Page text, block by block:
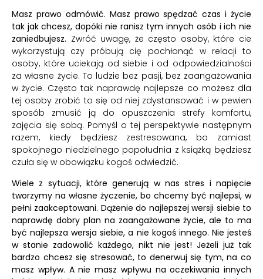
Masz prawo odmówić. Masz prawo spędzać czas i życie
tak jak chcesz, dopóki nie ranisz tym innych osób i ich nie
zaniedbujesz. Zwróć uwagę, że często osoby, które cie
wykorzystują czy próbują cię pochłonąć w relacji to
osoby, które uciekają od siebie i od odpowiedzialności
za własne życie. To ludzie bez pasji, bez zaangażowania
w życie. Często tak naprawdę najlepsze co możesz dla
tej osoby zrobić to się od niej zdystansować i w pewien
sposób zmusić ją do opuszczenia strefy komfortu,
zajęcia się sobą. Pomyśl o tej perspektywie następnym
razem, kiedy będziesz zestresowana, bo zamiast
spokojnego niedzielnego popołudnia z książką będziesz
czuła się w obowiązku kogoś odwiedzić.
Wiele z sytuacji, które generują w nas stres i napięcie
tworzymy na własne życzenie, bo chcemy być najlepsi, w
pełni zaakceptowani. Dążenie do najlepszej wersji siebie to
naprawdę dobry plan na zaangażowane życie, ale to ma
być najlepsza wersja siebie, a nie kogoś innego. Nie jesteś
w stanie zadowolić każdego, nikt nie jest! Jeżeli już tak
bardzo chcesz się stresować, to denerwuj się tym, na co
masz wpływ. A nie masz wpływu na oczekiwania innych